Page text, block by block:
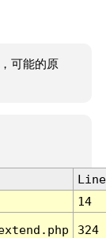
可能的原
Line
14
324